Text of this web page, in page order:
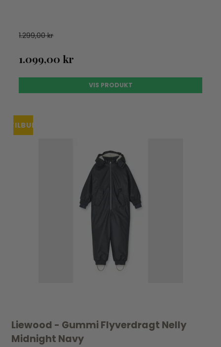
1.299,00 kr
1.099,00 kr
VIS PRODUKT
TILBUD
Liewood - Gummi Flyverdragt Nelly
Midnight Navy